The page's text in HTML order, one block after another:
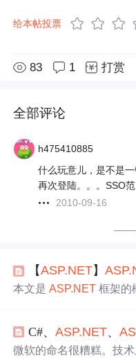
给本帖投票
83 1 打赏
全部评论
h475410885
什么玩意儿，是不是
再次登陆。。。SSO范
2010-09-16
——
【ASP.NET】
本文是ASP.NET 框架的
CSS 和 JavaScript 构建
以创建 Web API （应用
C#、ASP.NET、
微软的命名很糟糕。技